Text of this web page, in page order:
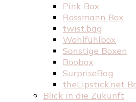
Pink Box
Rossmann Box
twist.bag
Wohlfühlbox
Sonstige Boxen
Boobox
SurpriseBag
theLipstick.net
Blick in die Zukunft